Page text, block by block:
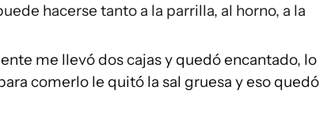
hacerse tanto a la parrilla, al horno, a la
me llevó dos cajas y quedó encantado, lo
comerlo le quitó la sal gruesa y eso quedó